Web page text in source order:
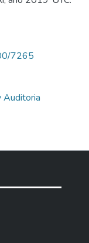
7265
Auditoria